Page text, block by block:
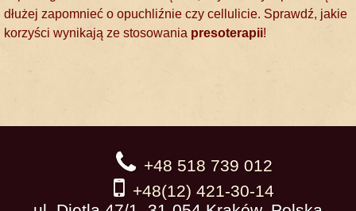
dłużej zapomnieć o opuchliźnie czy cellulicie. Sprawdź, jakie
korzyści wynikają ze stosowania presoterapii!
+48 518 739 012
+48(12) 421-30-14